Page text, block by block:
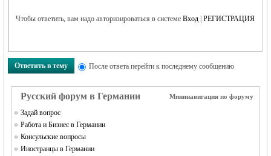
Чтобы ответить, вам надо авторизироваться в системеВход |РЕГИСТРАЦИЯ
Ответить в тему После ответа перейти к последнему сообщению
Русский форум в Германии Мининавигация по форуму
Задай вопрос
Работа и Бизнес в Германии
Консульские вопросы
Иностранцы в Германии